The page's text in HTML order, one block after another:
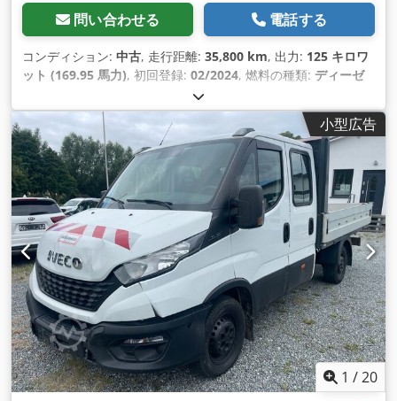
問い合わせる 電話する
コンディション: 中古, 走行距離: 35,800 km, 出力: 125 キロワ
ット (169.95 馬力), 初回登録: 02/2024, 燃料の種類: ディーゼ
5,000 kg（キログラム）
レンジ, 変速方式:オートマチック, 排出クラス:ユーロ6, サスペ
ンション:鋼 , 座席数:3 , 装備:
ABS（アンチロック・ブレーキ・
システム）, すすフィルター, エアコン, エアバッグ, セントラル
ロック, トレーラー連結装置, パワーステアリング, 車載コンピ
ュータ,
小型広告
1 /20